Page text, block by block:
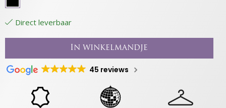
Direct leverbaar
In winkelmandje
45 reviews